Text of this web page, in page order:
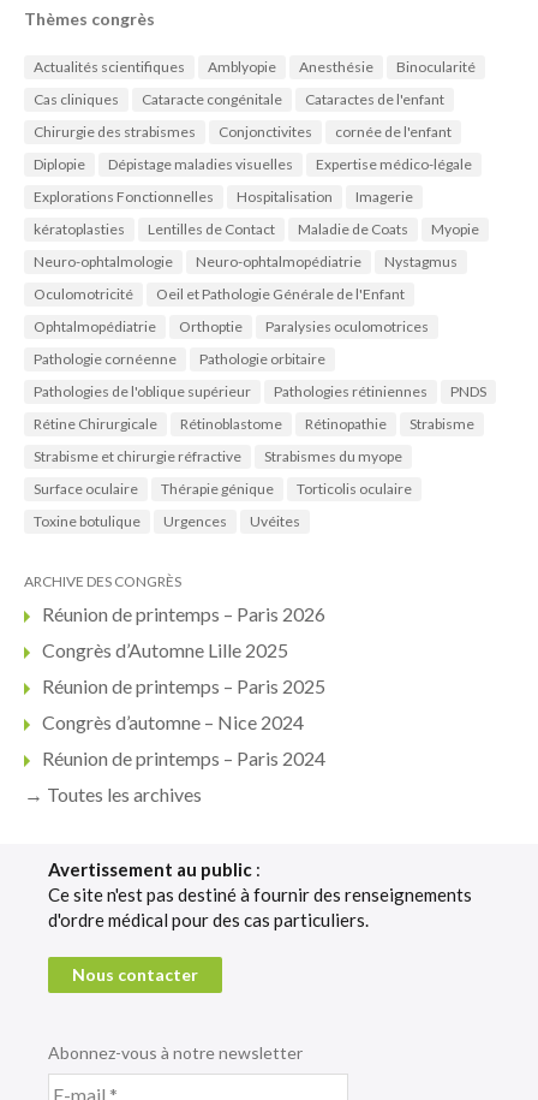
Thèmes congrès
Actualités scientifiques Amblyopie Anesthésie
Binocularité
Cas cliniques
Cataracte congénitale
Cataractes de l'enfant
Chirurgie des strabismes
Conjonctivites
cornée de l'enfant
Diplopie
Dépistage maladies visuelles
Expertise médico-légale
Explorations Fonctionnelles
Hospitalisation
Imagerie
kératoplasties
Lentilles de Contact Maladie de Coats
Myopie
Neuro-ophtalmologie
Neuro-ophtalmopédiatrie
Nystagmus
Oculomotricité
Oeil et Pathologie Générale de l'Enfant
Ophtalmopédiatrie
Orthoptie
Paralysies oculomotrices
Pathologie cornéenne
Pathologie orbitaire
Pathologies de l'oblique supérieur
Pathologies rétiniennes
PNDS
Rétine Chirurgicale
Rétinoblastome Rétinopathie
Strabisme
Strabisme et chirurgie réfractive
Strabismes du myope
Surface oculaire
Thérapie génique
Torticolis oculaire
Toxine botulique
Urgences Uvéites
ARCHIVE DES CONGRÈS
Réunion de printemps – Paris 2026
Congrès d’Automne Lille 2025
Réunion de printemps – Paris 2025
Congrès d’automne – Nice 2024
Réunion de printemps – Paris 2024
→ Toutes les archives
Avertissement au public :
Ce site n'est pas destiné à fournir des renseignements
d'ordre médical pour des cas particuliers.
Nous contacter
Abonnez-vous à notre newsletter